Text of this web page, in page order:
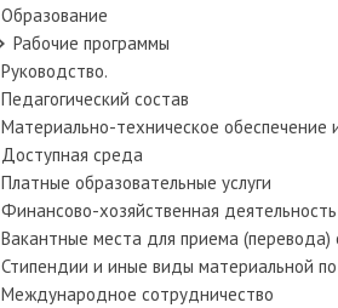
Образование
Рабочие программы
Руководство.
Педагогический состав
Материально-техническое обеспечение
Доступная среда
Платные образовательные услуги
Финансово-хозяйственная деятельность
Вакантные места для приема
Стипендии и иные виды материальной
Международное сотрудничество